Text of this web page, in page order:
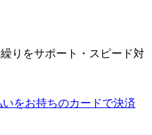
りをサポート・スピード対
をお持ちのカードで決済